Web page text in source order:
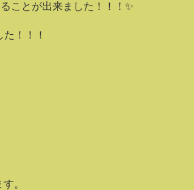
ことが出来ました！！！✨
！！！
。